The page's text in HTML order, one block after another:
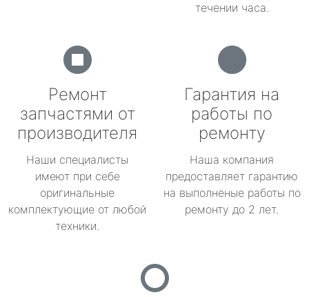
течении часа.
Ремонт
запчастями от
производителя
Наши специалисты
имеют при себе
оригинальные
комплектующие от любой
техники.
Гарантия на
работы по
ремонту
Наша компания
предоставляет гарантию
на выполненые работы по
ремонту до 2 лет.